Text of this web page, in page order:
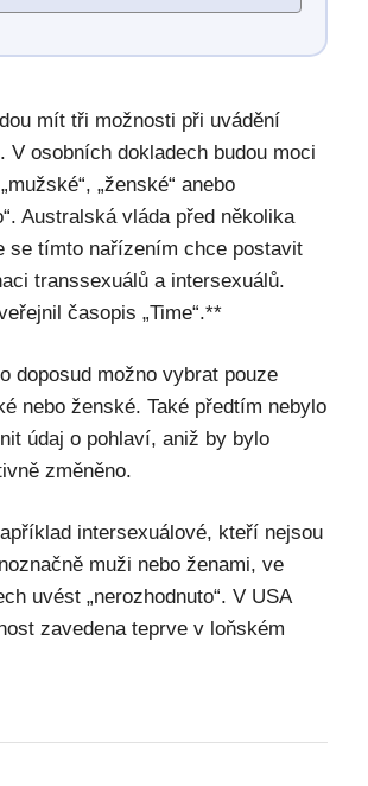
mít tři možnosti při uvádění
V osobních dokladech budou moci
„ženské“ anebo
Australská vláda před několika
se tímto nařízením chce postavit
transsexuálů a intersexuálů.
časopis „Time“.**
doposud možno vybrat pouze
nebo ženské. Také předtím nebylo
údaj o pohlaví, aniž by bylo
změněno.
intersexuálové, kteří nejsou
muži nebo ženami, ve
uvést „nerozhodnuto“. V USA
zavedena teprve v loňském